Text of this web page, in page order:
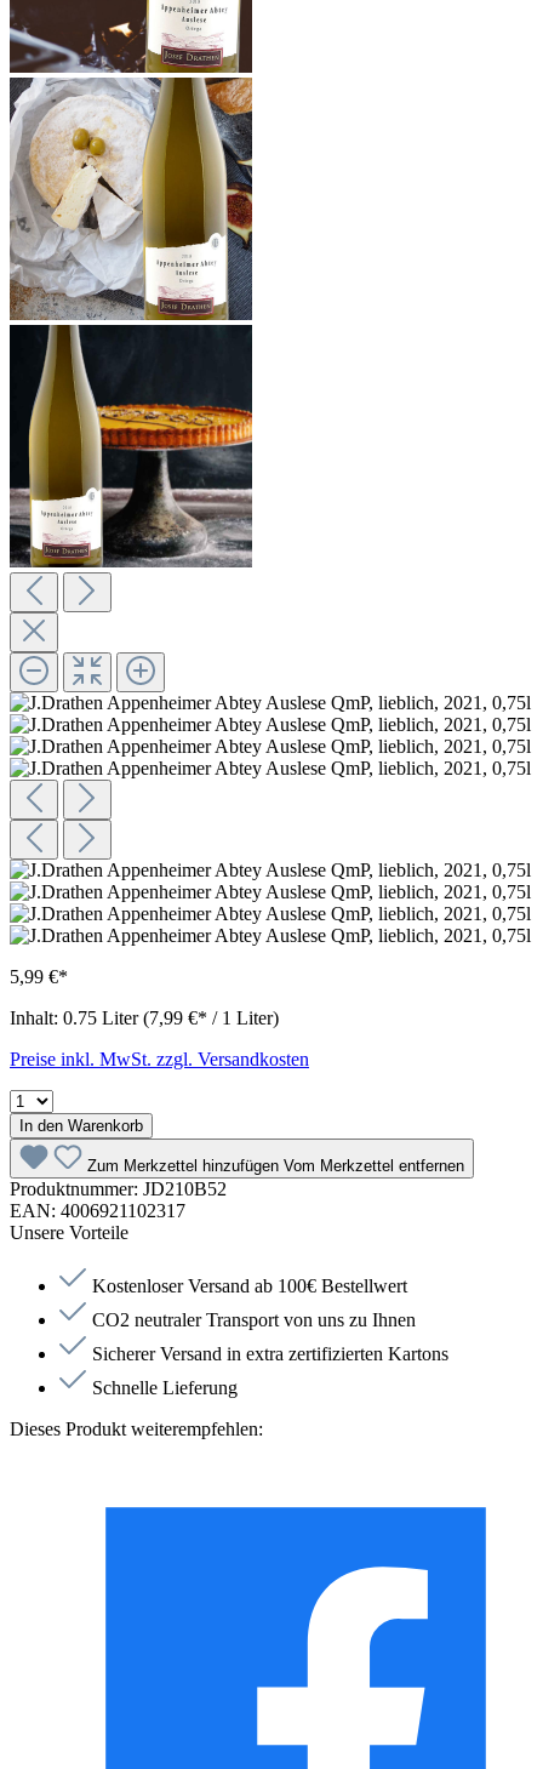
5,99 €*
Inhalt: 0.75 Liter(7,99 €* / 1 Liter)
Preise inkl. MwSt. zzgl. Versandkosten
In den Warenkorb
Zum Merkzettel hinzufügen Vom Merkzettel entfernen
Produktnummer: JD210B52
EAN: 4006921102317
Unsere Vorteile
Kostenloser Versand ab 100€ Bestellwert
CO2 neutraler Transport von uns zu Ihnen
Sicherer Versand in extra zertifizierten Kartons
Schnelle Lieferung
Dieses Produkt weiterempfehlen: